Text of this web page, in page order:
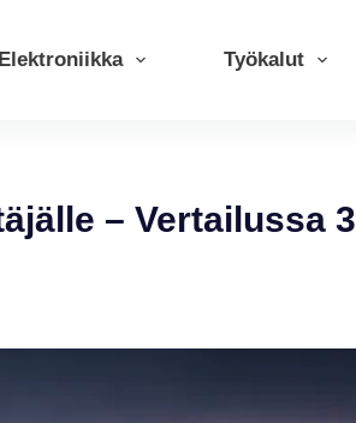
Elektroniikka Työkalut
– Vertailussa 3